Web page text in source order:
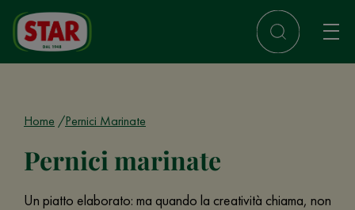
Home Pernici Marinate
Pernici marinate
Un piatto elaborato: ma quando la creatività chiama, non